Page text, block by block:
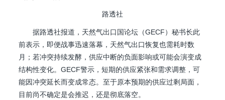
路透社
据路透社报道，天然气出口国论坛（GECF）秘书长此
前表示，即便战事迅速落幕，天然气出口恢复也需耗时数
月；若冲突持续发酵，供应中断的负面影响或可能会演变成
结构性变化。GECF警示，短期的供应紧张和需求调整，可
能因冲突延长而变成常态。至于原本预期的供应过剩局面，
目前尚不确定是会推迟，还是彻底落空。